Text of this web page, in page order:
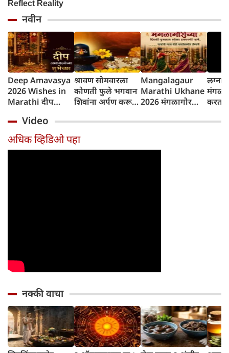
नवीन
Deep Amavasya
2026 Wishes in
Marathi दीप
श्रावण सोमवारला
कोणती फुले भगवान
शिवांना अर्पण करू
Mangalagaur
Marathi Ukhane
2026 मंगळागौर
कारण
Video
अधिक व्हिडिओ पहा
नक्की वाचा